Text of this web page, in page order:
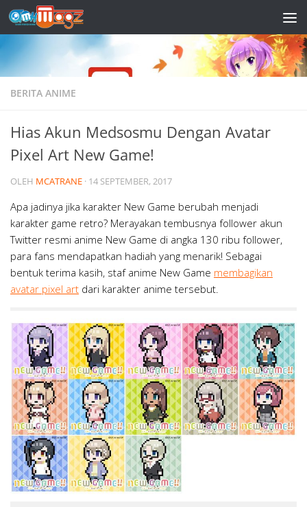
Skip to content
BERITA ANIME
Hias Akun Medsosmu Dengan Avatar
Pixel Art New Game!
OLEH MCATRANE · 14 SEPTEMBER, 2017
Apa jadinya jika karakter New Game berubah menjadi
karakter game retro? Merayakan tembusnya follower akun
Twitter resmi anime New Game di angka 130 ribu follower,
para fans mendapatkan hadiah yang menarik! Sebagai
bentuk terima kasih, staf anime New Game membagikan
avatar pixel art dari karakter anime tersebut.